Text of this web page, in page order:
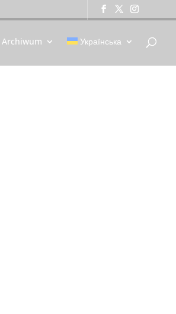
Archiwum Українська